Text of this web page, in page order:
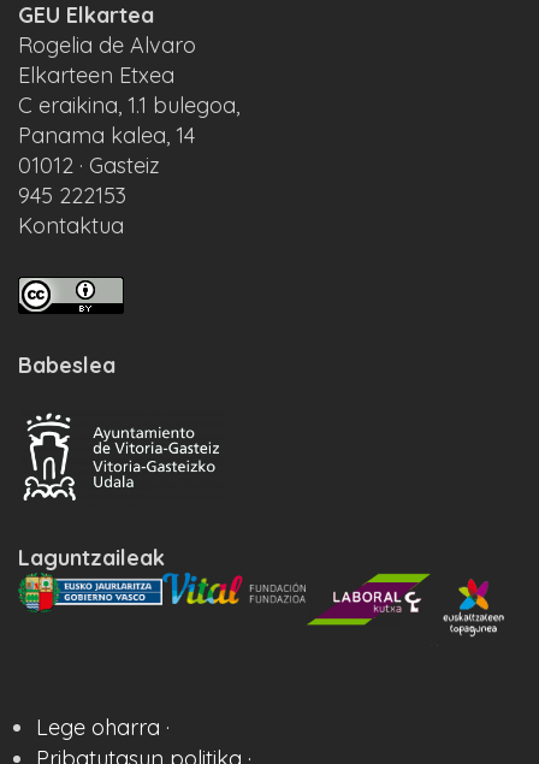
GEU Elkartea
Rogelia de Alvaro
Elkarteen Etxea
C eraikina, 1.1 bulegoa,
Panama kalea, 14
01012 · Gasteiz
945 222153
Kontaktua
Babeslea
Laguntzaileak
Lege oharra ·